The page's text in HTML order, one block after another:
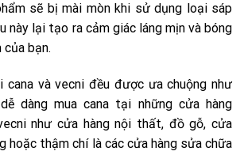
sẽ bị mài mòn khi sử dụng loại sáp
này lại tạo ra cảm giác láng mịn và bóng
của bạn.
cana và vecni đều được ưa chuộng như
dàng mua cana tại những cửa hàng
như cửa hàng nội thất, đồ gỗ, cửa
hoặc thậm chí là các cửa hàng sửa chữa